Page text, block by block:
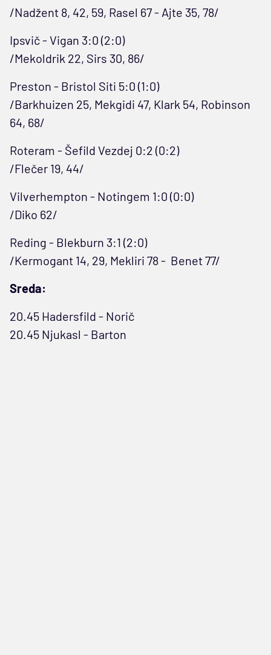
/Nadžent 8, 42, 59, Rasel 67 - Ajte 35, 78/
Ipsvič - Vigan 3:0 (2:0)
/Mekoldrik 22, Sirs 30, 86/
Preston - Bristol Siti 5:0 (1:0)
/Barkhuizen 25, Mekgidi 47, Klark 54, Robinson
64, 68/
Roteram - Šefild Vezdej 0:2 (0:2)
/Flečer 19, 44/
Vilverhempton - Notingem 1:0 (0:0)
/Diko 62/
Reding - Blekburn 3:1 (2:0)
/Kermogant 14, 29, Mekliri 78 - Benet 77/
Sreda:
20.45 Hadersfild - Norič
20.45 Njukasl - Barton